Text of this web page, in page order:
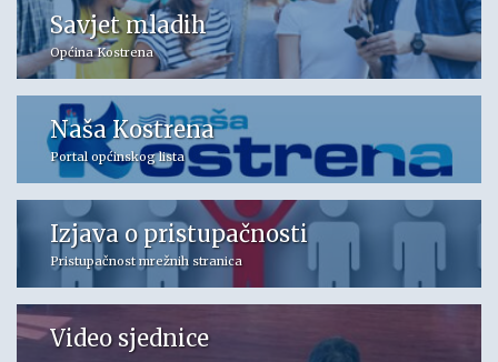
Savjet mladih
Općina Kostrena
Naša Kostrena
Portal općinskog lista
Izjava o pristupačnosti
Pristupačnost mrežnih stranica
Video sjednice